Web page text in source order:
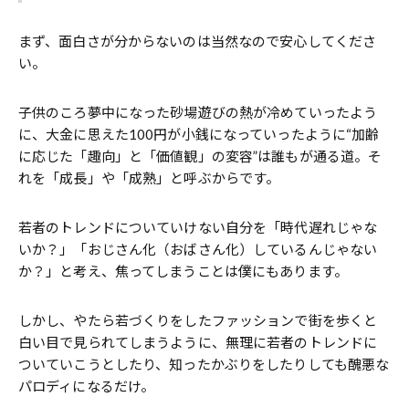
まず、面白さが分からないのは当然なので安心してくださ
い。
子供のころ夢中になった砂場遊びの熱が冷めていったよう
に、大金に思えた100円が小銭になっていったように“加齢
に応じた「趣向」と「価値観」の変容”は誰もが通る道。そ
れを「成長」や「成熟」と呼ぶからです。
若者のトレンドについていけない自分を「時代遅れじゃな
いか？」「おじさん化（おばさん化）しているんじゃない
か？」と考え、焦ってしまうことは僕にもあります。
しかし、やたら若づくりをしたファッションで街を歩くと
白い目で見られてしまうように、無理に若者のトレンドに
ついていこうとしたり、知ったかぶりをしたりしても醜悪な
パロディになるだけ。